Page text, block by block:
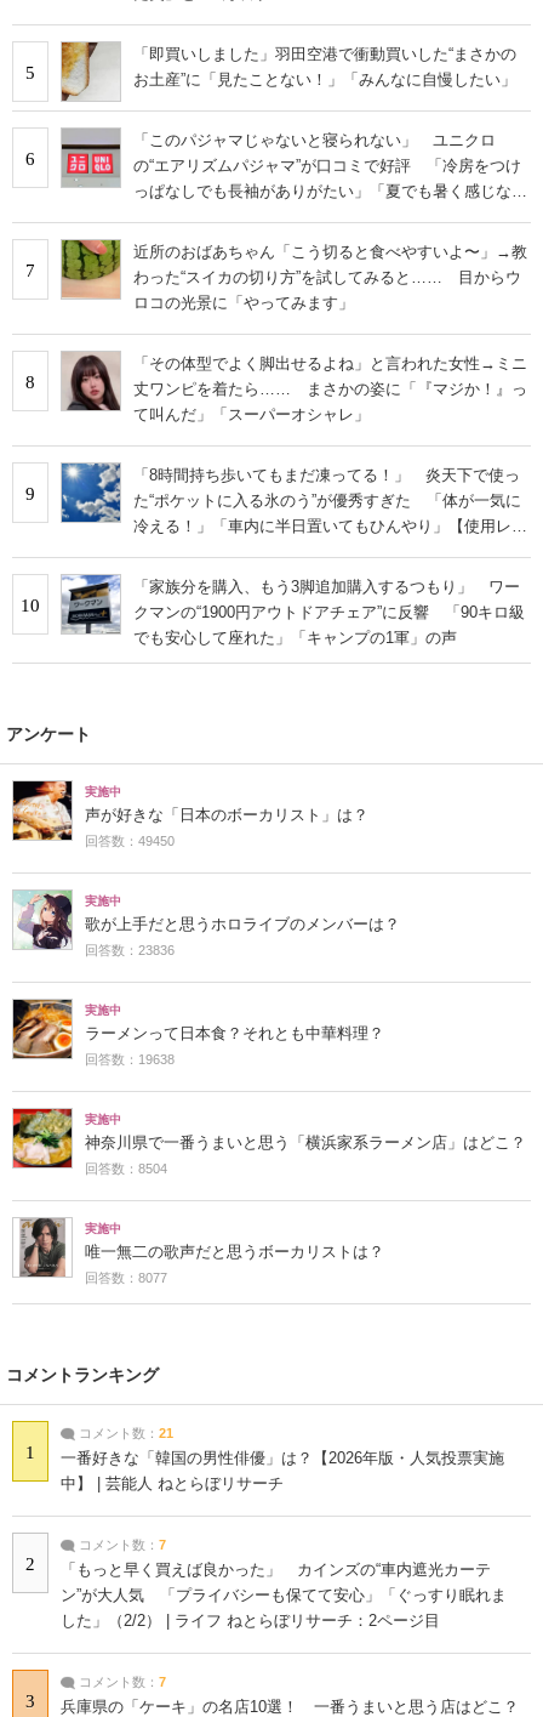
5
「即買いしました」羽田空港で衝動買いした“まさかの
お土産”に「見たことない！」「みんなに自慢したい」
6
「このパジャマじゃないと寝られない」 ユニクロ
の“エアリズムパジャマ”が口コミで好評 「冷房をつけ
っぱなしでも長袖がありがたい」「夏でも暑く感じな
7
近所のおばあちゃん「こう切ると食べやすいよ〜」→教
わった“スイカの切り方”を試してみると…… 目からウ
ロコの光景に「やってみます」
8
「その体型でよく脚出せるよね」と言われた女性→ミニ
丈ワンピを着たら…… まさかの姿に「『マジか！』っ
て叫んだ」「スーパーオシャレ」
9
「8時間持ち歩いてもまだ凍ってる！」 炎天下で使っ
た“ポケットに入る氷のう”が優秀すぎた 「体が一気に
冷える！」「車内に半日置いてもひんやり」【使用レビ
10
「家族分を購入、もう3脚追加購入するつもり」 ワー
クマンの“1900円アウトドアチェア”に反響 「90キロ級
でも安心して座れた」「キャンプの1軍」の声
アンケート
実施中
声が好きな「日本のボーカリスト」は？
回答数：49450
実施中
歌が上手だと思うホロライブのメンバーは？
回答数：23836
実施中
ラーメンって日本食？それとも中華料理？
回答数：19638
実施中
神奈川県で一番うまいと思う「横浜家系ラーメン店」はどこ？
回答数：8504
実施中
唯一無二の歌声だと思うボーカリストは？
回答数：8077
コメントランキング
1
コメント数： 21
一番好きな「韓国の男性俳優」は？【2026年版・人気投票実施
中】 | 芸能人 ねとらぼリサーチ
2
コメント数： 7
「もっと早く買えば良かった」 カインズの“車内遮光カーテ
ン”が大人気 「プライバシーも保てて安心」「ぐっすり眠れま
した」（2/2） | ライフ ねとらぼリサーチ：2ページ目
3
コメント数： 7
兵庫県の「ケーキ」の名店10選！ 一番うまいと思う店はどこ？